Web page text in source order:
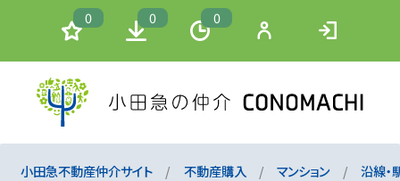
0 0 0
小田急不動産仲介サイト 不動産購入 マンション 沿線・